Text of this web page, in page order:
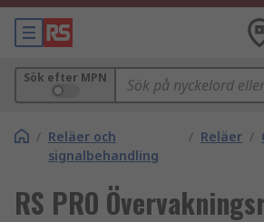
Sök efter MPN
/ Reläer och
signalbehandling
/ Reläer /
RS PRO